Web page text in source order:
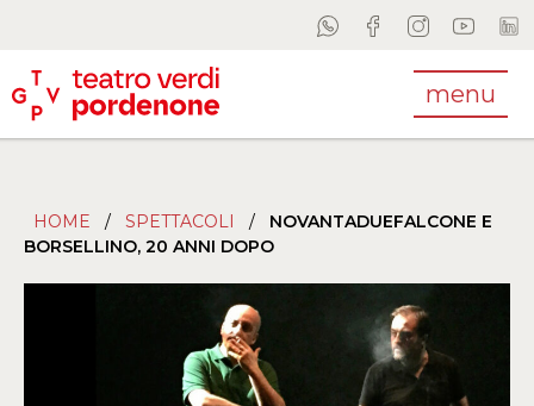
menu
HOME / SPETTACOLI /
NOVANTADUEFALCONE E
BORSELLINO, 20 ANNI DOPO